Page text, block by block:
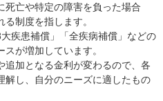
死亡や特定の障害を負った場合
制度を指します。
疾患補償」「全疾病補償」などの
が増加しています。
追加となる金利が変わるので、各
解し、自分のニーズに適したもの